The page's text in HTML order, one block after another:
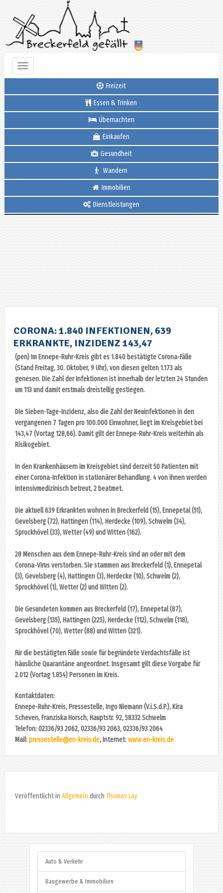
Toggle
navigation
Freizeit
Essen & Trinken
Übernachten
Einkaufen
Gesundheit
Wandern
Immobilien
Dienstleistungen
CORONA: 1.840 INFEKTIONEN, 639
ERKRANKTE, INZIDENZ 143,47
(pen) Im Ennepe-Ruhr-Kreis gibt es 1.840 bestätigte Corona-Fälle
(Stand Freitag, 30. Oktober, 9 Uhr), von diesen gelten 1.173 als
genesen. Die Zahl der Infektionen ist innerhalb der letzten 24 Stunden
um 113 und damit erstmals dreistellig gestiegen.
Die Sieben-Tage-Inzidenz, also die Zahl der Neuinfektionen in den
vergangenen 7 Tagen pro 100.000 Einwohner, liegt im Kreisgebiet bei
143,47 (Vortag 128,66). Damit gilt der Ennepe-Ruhr-Kreis weiterhin als
Risikogebiet.
In den Krankenhäusern im Kreisgebiet sind derzeit 50 Patienten mit
einer Corona-Infektion in stationärer Behandlung. 4 von ihnen werden
intensivmedizinisch betreut, 2 beatmet.
Die aktuell 639 Erkrankten wohnen in Breckerfeld (15), Ennepetal (51),
Gevelsberg (72), Hattingen (114), Herdecke (109), Schwelm (34),
Sprockhövel (33), Wetter (49) und Witten (162).
28 Menschen aus dem Ennepe-Ruhr-Kreis sind an oder mit dem
Corona-Virus verstorben. Sie stammen aus Breckerfeld (1), Ennepetal
(3), Gevelsberg (4), Hattingen (3), Herdecke (10), Schwelm (2),
Sprockhövel (1), Wetter (2) und Witten (2).
Die Gesundeten kommen aus Breckerfeld (17), Ennepetal (87),
Gevelsberg (135), Hattingen (225), Herdecke (112), Schwelm (118),
Sprockhövel (70), Wetter (88) und Witten (321).
Für die bestätigten Fälle sowie für begründete Verdachtsfälle ist
häusliche Quarantäne angeordnet. Insgesamt gilt diese Vorgabe für
2.012 (Vortag 1.854) Personen im Kreis.
Kontaktdaten:
Ennepe-Ruhr-Kreis, Pressestelle, Ingo Niemann (V.i.S.d.P.), Kira
Scheven, Franziska Horsch, Hauptstr. 92, 58332 Schwelm
Telefon: 02336/93 2062, 02336/93 2063, 02336/93 2064
Mail:pressestelle@en-kreis.de, Internet:www.en-kreis.de
Veröffentlicht in Allgemein durch Thomas Lay
Auto & Verkehr
Baugewerbe & Immobilien